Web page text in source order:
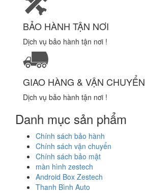
BẢO HÀNH TẬN NƠI
Dịch vụ bảo hành tận nơi !
GIAO HÀNG & VẬN CHUYỂN
Dịch vụ bảo hành tận nơi !
Danh mục sản phẩm
Chính sách bảo hành
Chính sách vận chuyển
Chính sách bảo mật
màn hình zestech
Android Box Zestech
Thanh Bình Auto